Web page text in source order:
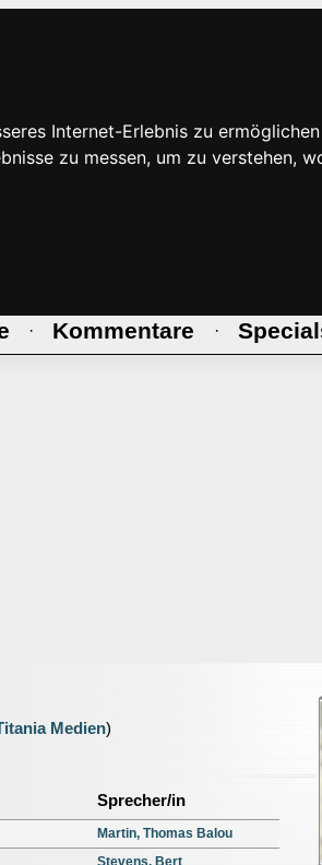
Internet-Erlebnis zu
zu messen, um zu verstehen,
· Kommentare ·
Medien)
Sprecher/in
Martin, Thomas Balou
Stevens, Bert